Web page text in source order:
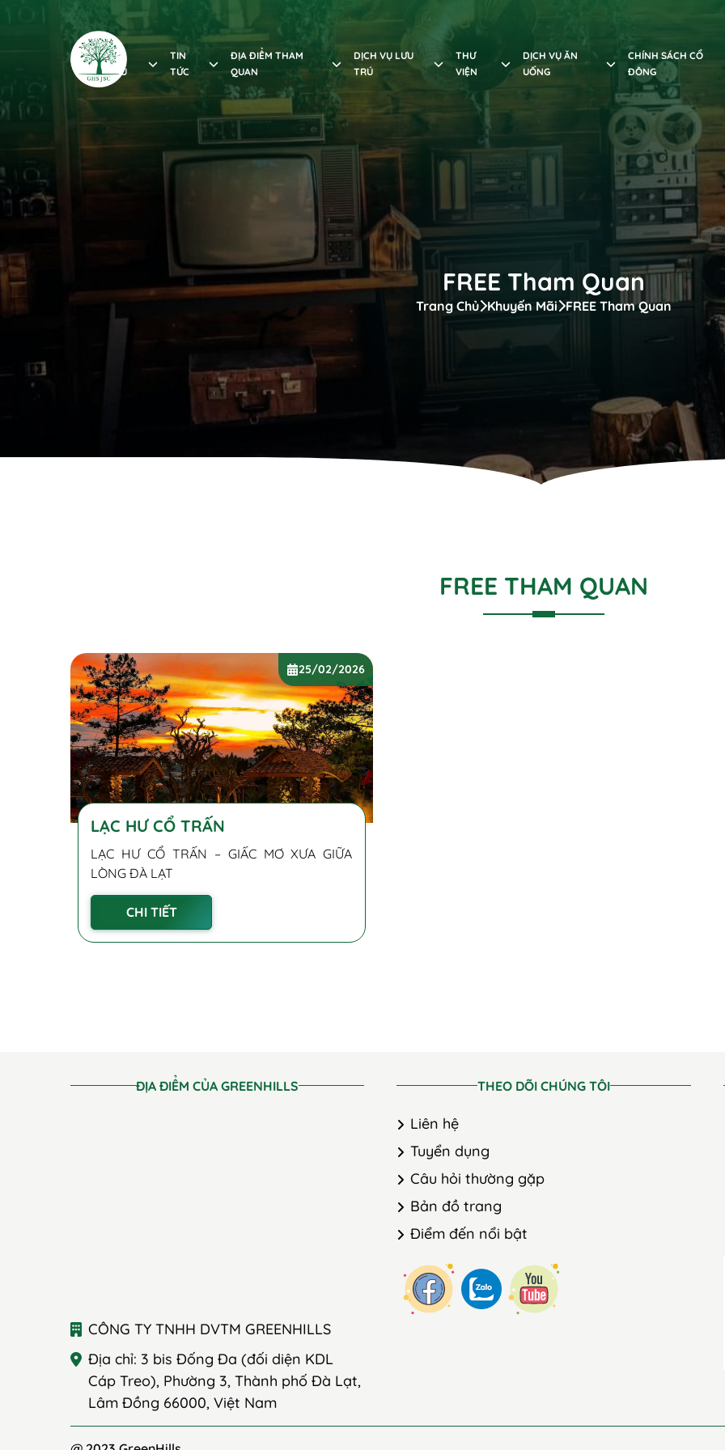
GIỚI
THIỆU
TIN
TỨC
ĐỊA ĐIỂM THAM
QUAN
DỊCH VỤ LƯU
TRÚ
THƯ
VIỆN
DỊCH VỤ ĂN
UỐNG
CHÍNH SÁCH CỔ
ĐÔNG
FREE Tham Quan
Trang Chủ Khuyến Mãi FREE Tham Quan
FREE THAM QUAN
25/02/2026
LẠC HƯ CỔ TRẤN
LẠC HƯ CỔ TRẤN – GIẤC MƠ XƯA GIỮA
LÒNG ĐÀ LẠT
CHI TIẾT
ĐỊA ĐIỂM CỦA GREENHILLS
CÔNG TY TNHH DVTM GREENHILLS
Địa chỉ: 3 bis Đống Đa (đối diện KDL
Cáp Treo), Phường 3, Thành phố Đà Lạt,
Lâm Đồng 66000, Việt Nam
THEO DÕI CHÚNG TÔI
Liên hệ
Tuyển dụng
Câu hỏi thường gặp
Bản đồ trang
Điểm đến nổi bật